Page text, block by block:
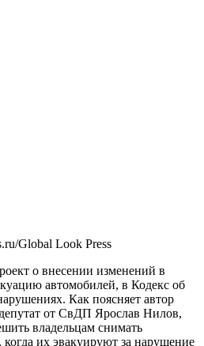
Global Look Press
о внесении изменений в
автомобилей, в Кодекс об
Как поясняет автор
от СвДП Ярослав Нилов,
владельцам снимать
их эвакуируют за нарушение